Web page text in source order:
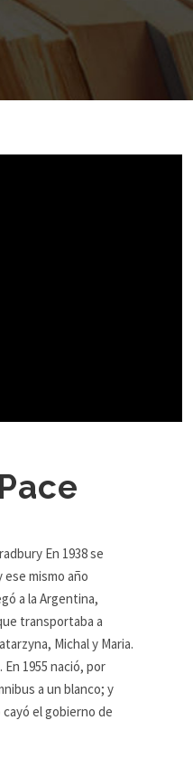
se
mismo año
a la Argentina,
transportaba a
Michal y Maria.
1955 nació, por
a un blanco; y
cayó el gobierno de